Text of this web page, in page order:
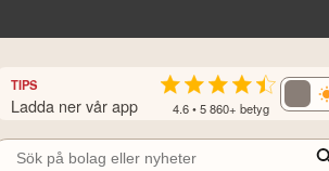
TIPS
Ladda ner vår app 4.6 • 5 860+ betyg